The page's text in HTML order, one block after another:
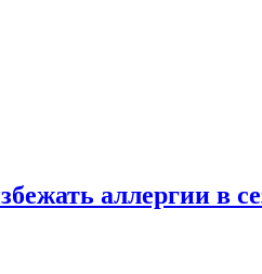
аллергии в